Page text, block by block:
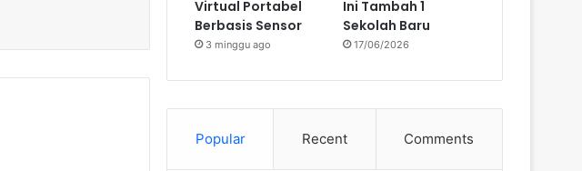
Virtual Portabel
Berbasis Sensor
3 minggu ago
Ini Tambah 1
Sekolah Baru
17/06/2026
Popular Recent Comments